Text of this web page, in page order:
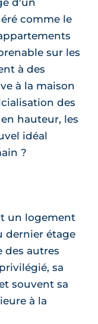
d'un
comme le
sur les
à des
à la maison
des
hauteur, les
idéal
?
un logement
dernier étage
des autres
sa
souvent sa
à la